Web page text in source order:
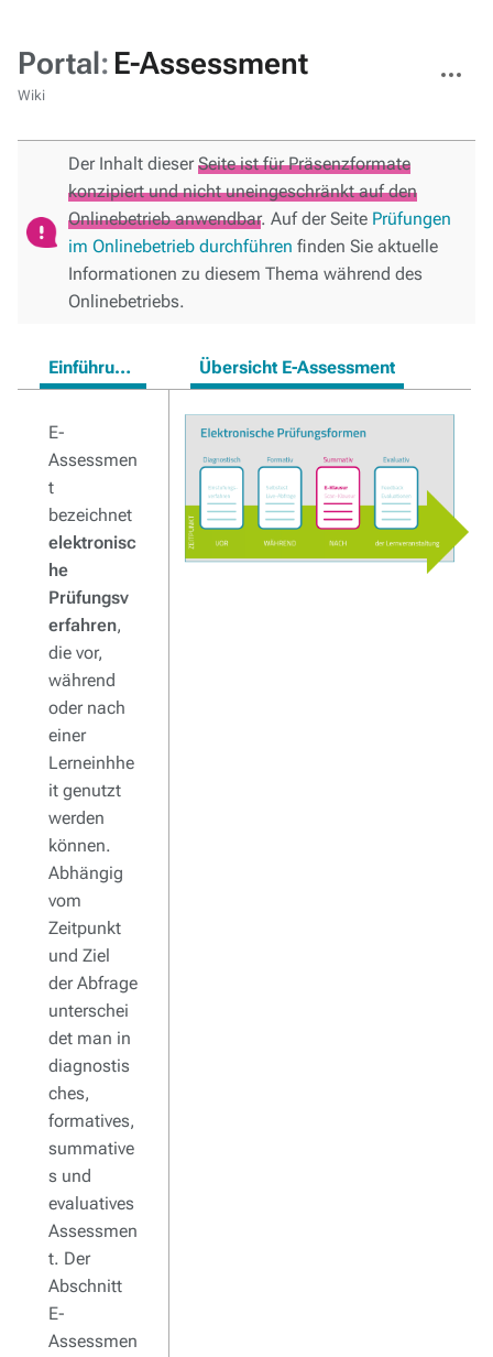
Portal: E-Assessment
Wiki
Aktionen
Der Inhalt dieserSeite ist für Präsenzformate
konzipiert und nicht uneingeschränkt auf den
Onlinebetrieb anwendbar. Auf der Seite Prüfungen
im Onlinebetrieb durchführen finden Sie aktuelle
Informationen zu diesem Thema während des
Onlinebetriebs.
Einführung E-Assessment Übersicht E-Assessment
E-
Assessmen
t
bezeichnet
elektronisc
he
Prüfungsv
erfahren,
die vor,
während
oder nach
einer
Lerneinhhe
it genutzt
werden
können.
Abhängig
vom
Zeitpunkt
und Ziel
der Abfrage
unterschei
det man in
diagnostis
ches,
formatives,
summative
s und
evaluatives
Assessmen
t. Der
Abschnitt
E-
Assessmen